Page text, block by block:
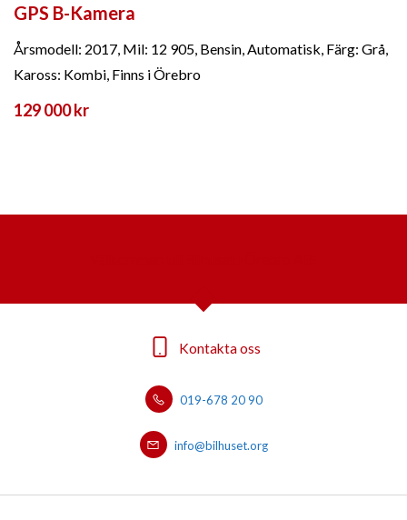
GPS B-Kamera
Årsmodell: 2017, Mil: 12 905, Bensin, Automatisk, Färg: Grå,
Kaross: Kombi, Finns i Örebro
129 000 kr
Kontakta oss
019-678 20 90
info@bilhuset.org